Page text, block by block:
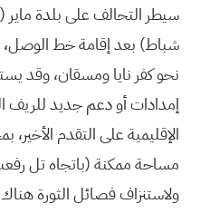
شباط) بعد إقامة خط الوصل،
نحو كفر نايا ومسقان، وقد
إمدادات أو دعم جديد للريف
الإقليمية على التقدم الأخير،
مساحة ممكنة (باتجاه تل
ولاستنزاف فصائل الثورة